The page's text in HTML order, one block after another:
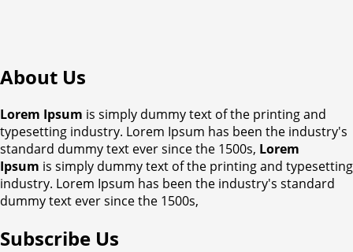
About Us
Lorem Ipsum is simply dummy text of the printing and
typesetting industry. Lorem Ipsum has been the industry's
standard dummy text ever since the 1500s, Lorem
Ipsum is simply dummy text of the printing and typesetting
industry. Lorem Ipsum has been the industry's standard
dummy text ever since the 1500s,
Subscribe Us